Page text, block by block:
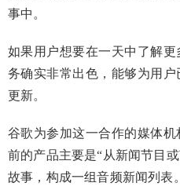
事中。
如果用户想要在一天中了解
务确实非常出色，能够为用
更新。
谷歌为参加这一合作的媒体
前的产品主要是“从新闻节目
故事，构成一组音频新闻列表